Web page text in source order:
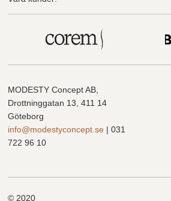
MODESTY Concept AB,
Drottninggatan 13, 411 14
Göteborg
info@modestyconcept.se | 031
722 96 10
© 2020